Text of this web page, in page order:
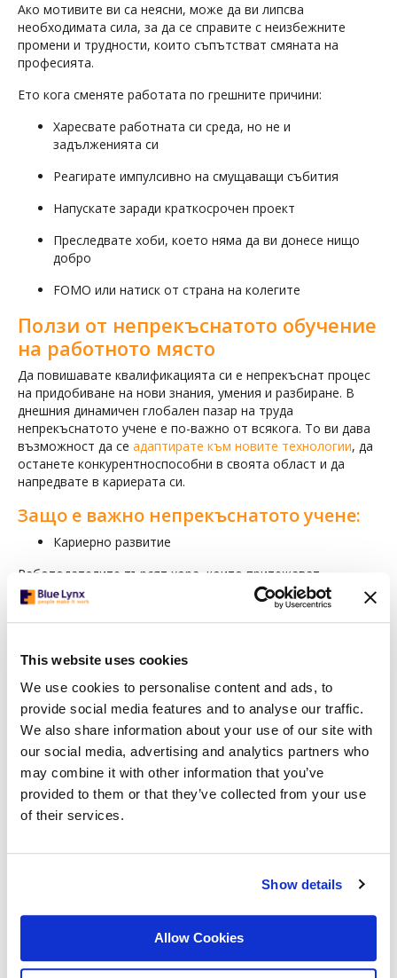
This website uses cookies
We use cookies to personalise content and ads, to
provide social media features and to analyse our traffic.
We also share information about your use of our site with
our social media, advertising and analytics partners who
may combine it with other information that you’ve
provided to them or that they’ve collected from your use
of their services.
Show details
Allow Cookies
Ако мотивите ви са неясни, може да ви липсва
необходимата сила, за да се справите с неизбежните
промени и трудности, които съпътстват смяната на
професията.
Ето кога сменяте работата по грешните причини:
Харесвате работната си среда, но не и
задълженията си
Реагирате импулсивно на смущаващи събития
Напускате заради краткосрочен проект
Преследвате хоби, което няма да ви донесе нищо
добро
FOMO или натиск от страна на колегите
Ползи от непрекъснатото обучение
на работното място
Да повишавате квалификацията си е непрекъснат процес
на придобиване на нови знания, умения и разбиране. В
днешния динамичен глобален пазар на труда
непрекъснатото учене е по-важно от всякога. То ви дава
възможност да се адаптирате към новите технологии, да
останете конкурентноспособни в своята област и да
напредвате в кариерата си.
Защо е важно непрекъснатото учене:
Кариерно развитие
Работодателите търсят хора, които притежават
разнообразен набор от умения и могат да се адаптират
към новите технологии.
нови умения и знания, което да доведе до личностно
израстване и самоусъвършенстване дори извън
работното място.
Икономически ползи
Позволява ви да откриете своя потенциал за по-високи
доходи и да постигнете по-добра сигурност на работното
Запазване на конкурентоспособността
Непрекъснатото учене е от съществено значение за
посрещат, по ума изпращат“. И като говорим за ума…